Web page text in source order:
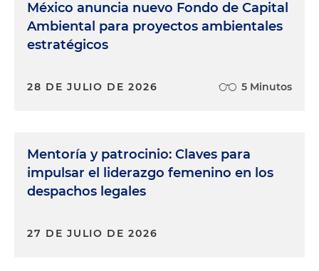
México anuncia nuevo Fondo de Capital
Ambiental para proyectos ambientales
estratégicos
28 DE JULIO DE 2026 5 Minutos
Mentoría y patrocinio: Claves para
impulsar el liderazgo femenino en los
despachos legales
27 DE JULIO DE 2026